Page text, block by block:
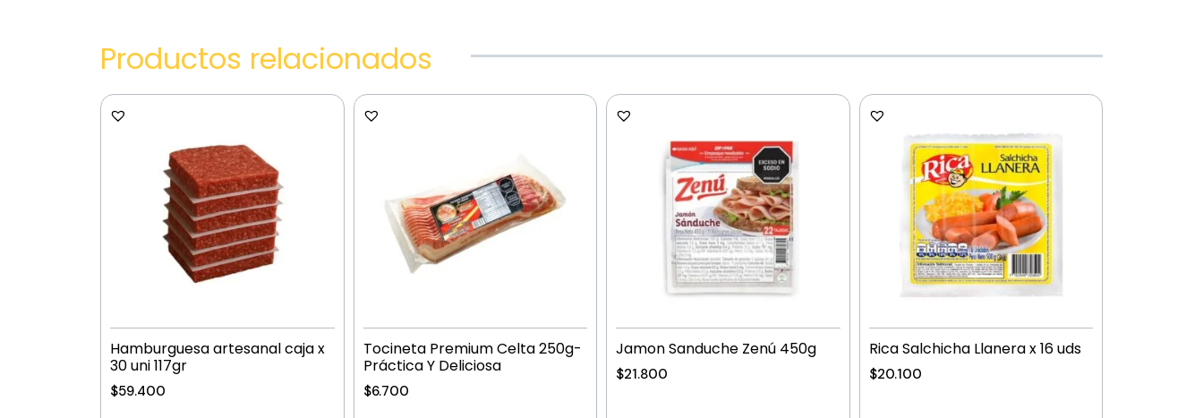
Productos relacionados
Hamburguesa artesanal caja x
30 uni 117gr
$59.400
Tocineta Premium Celta 250g-
Práctica Y Deliciosa
$6.700
Jamon Sanduche Zenú 450g
$21.800
Rica Salchicha Llanera x 16 uds
$20.100